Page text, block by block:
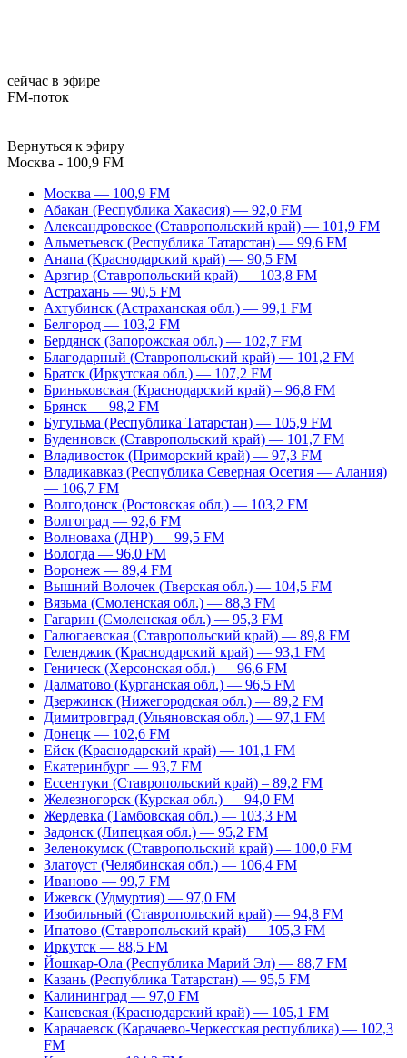
сейчас в эфире
FM-поток
Вернуться к эфиру
Москва - 100,9 FM
Москва — 100,9 FM
Абакан (Республика Хакасия) — 92,0 FM
Александровское (Ставропольский край) — 101,9 FM
Альметьевск (Республика Татарстан) — 99,6 FM
Анапа (Краснодарский край) — 90,5 FM
Арзгир (Ставропольский край) — 103,8 FM
Астрахань — 90,5 FM
Ахтубинск (Астраханская обл.) — 99,1 FM
Белгород — 103,2 FM
Бердянск (Запорожская обл.) — 102,7 FM
Благодарный (Ставропольский край) — 101,2 FM
Братск (Иркутская обл.) — 107,2 FM
Бриньковская (Краснодарский край) – 96,8 FM
Брянск — 98,2 FM
Бугульма (Республика Татарстан) — 105,9 FM
Буденновск (Ставропольский край) — 101,7 FM
Владивосток (Приморский край) — 97,3 FM
Владикавказ (Республика Северная Осетия — Алания)
— 106,7 FM
Волгодонск (Ростовская обл.) — 103,2 FM
Волгоград — 92,6 FM
Волноваха (ДНР) — 99,5 FM
Вологда — 96,0 FM
Воронеж — 89,4 FM
Вышний Волочек (Тверская обл.) — 104,5 FM
Вязьма (Смоленская обл.) — 88,3 FM
Гагарин (Смоленская обл.) — 95,3 FM
Галюгаевская (Ставропольский край) — 89,8 FM
Геленджик (Краснодарский край) — 93,1 FM
Геническ (Херсонская обл.) — 96,6 FM
Далматово (Курганская обл.) — 96,5 FM
Дзержинск (Нижегородская обл.) — 89,2 FM
Димитровград (Ульяновская обл.) — 97,1 FM
Донецк — 102,6 FM
Ейск (Краснодарский край) — 101,1 FM
Екатеринбург — 93,7 FM
Ессентуки (Ставропольский край) – 89,2 FM
Железногорск (Курская обл.) — 94,0 FM
Жердевка (Тамбовская обл.) — 103,3 FM
Задонск (Липецкая обл.) — 95,2 FM
Зеленокумск (Ставропольский край) — 100,0 FM
Златоуст (Челябинская обл.) — 106,4 FM
Иваново — 99,7 FM
Ижевск (Удмуртия) — 97,0 FM
Изобильный (Ставропольский край) — 94,8 FM
Ипатово (Ставропольский край) — 105,3 FM
Иркутск — 88,5 FM
Йошкар-Ола (Республика Марий Эл) — 88,7 FM
Казань (Республика Татарстан) — 95,5 FM
Калининград — 97,0 FM
Каневская (Краснодарский край) — 105,1 FM
Карачаевск (Карачаево-Черкесская республика) — 102,3
FM